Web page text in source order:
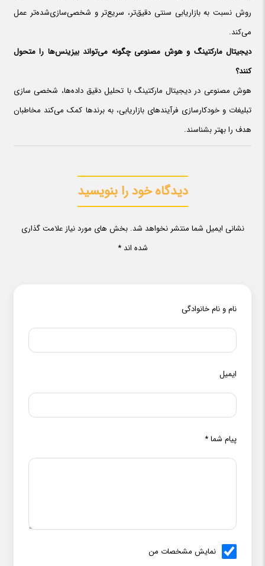
روش نسبت به بازاریابی سنتی دقیق‌تر، سریع‌تر و شخصی‌سازی‌شده‌تر عمل
می‌کند.
دیجیتال مارکتینگ و هوش مصنوعی چگونه می‌تواند بیزینس‌ها را متحول
کنند؟
هوش مصنوعی در دیجیتال مارکتینگ با تحلیل دقیق داده‌ها، شخصی سازی
تبلیغات و خودکارسازی فرآیندهای بازاریابی، به برندها کمک می‌کند مخاطبان
هدف را بهتر بشناسند.
دیدگاه خود را بنویسید
نشانی ایمیل شما منتشر نخواهد شد. بخش های مورد نیاز علامت گذاری
شده اند *
نام و نام خانوادگی
ایمیل
پیام شما*
نمایش مشخصات من